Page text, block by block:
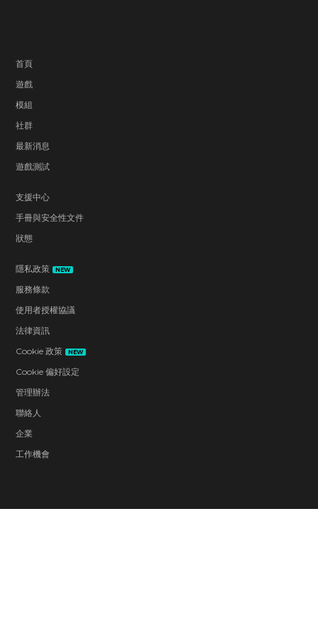
首頁
遊戲
模組
社群
最新消息
遊戲測試
支援中心
手冊與安全性文件
狀態
隱私政策 NEW
服務條款
使用者授權協議
法律資訊
Cookie 政策
NEW
Cookie 偏好設定
管理辦法
聯絡人
企業
工作機會